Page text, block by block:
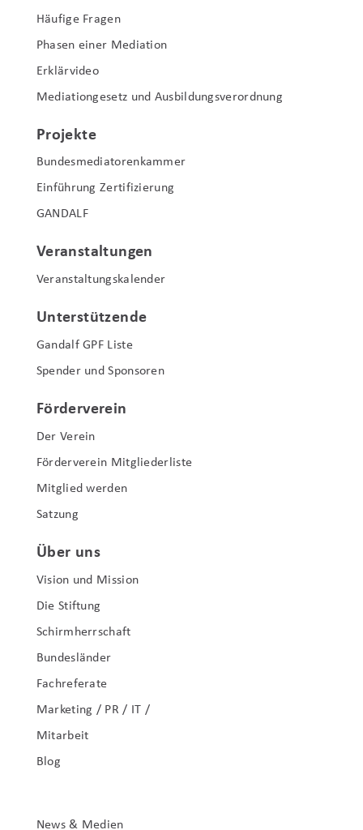
Häufige Fragen
Phasen einer Mediation
Erklärvideo
Mediationgesetz und Ausbildungsverordnung
Projekte
Bundesmediatorenkammer
Einführung Zertifizierung
GANDALF
Veranstaltungen
Veranstaltungskalender
Unterstützende
Gandalf GPF Liste
Spender und Sponsoren
Förderverein
Der Verein
Förderverein Mitgliederliste
Mitglied werden
Satzung
Über uns
Vision und Mission
Die Stiftung
Schirmherrschaft
Bundesländer
Fachreferate
Marketing / PR / IT /
Mitarbeit
Blog
News & Medien